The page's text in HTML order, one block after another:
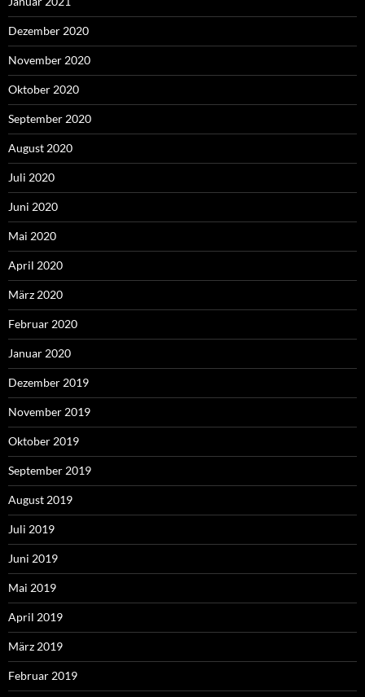
Dezember 2020
November 2020
Oktober 2020
September 2020
August 2020
Juli 2020
Juni 2020
Mai 2020
April 2020
März 2020
Februar 2020
Januar 2020
Dezember 2019
November 2019
Oktober 2019
September 2019
August 2019
Juli 2019
Juni 2019
Mai 2019
April 2019
März 2019
Februar 2019